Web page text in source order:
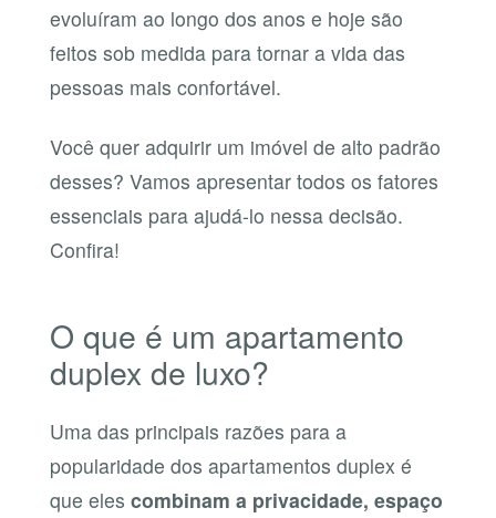
evoluíram ao longo dos anos e hoje são
feitos sob medida para tornar a vida das
pessoas mais confortável.
Você quer adquirir um imóvel de alto padrão
desses? Vamos apresentar todos os fatores
essenciais para ajudá-lo nessa decisão.
Confira!
O que é um apartamento
duplex de luxo?
Uma das principais razões para a
popularidade dos apartamentos duplex é
que eles combinam a privacidade, espaço